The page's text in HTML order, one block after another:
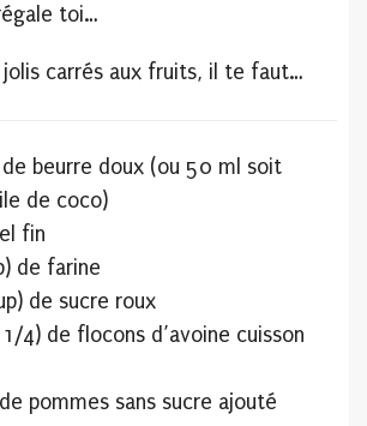
toi…
jolis carrés aux fruits, il te faut…
beurre doux (ou 50 ml soit
de coco)
fin
de farine
de sucre roux
4) de flocons d’avoine cuisson
pommes sans sucre ajouté